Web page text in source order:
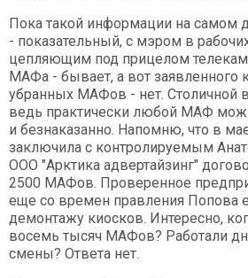
Пока такой информации на самом
- показательный, с мэром в
цепляющим под прицелом
МАФа - бывает, а вот заявленного
убранных МАФов - нет. Столичной
ведь практически любой МАФ
и безнаказанно. Напомню, что в
заключила с контролируемым
ООО "Арктика адвертайзинг"
2500 МАФов. Проверенное
еще со времен правления Попова
демонтажу киосков. Интересно,
восемь тысяч МАФов? Работали
смены? Ответа нет.